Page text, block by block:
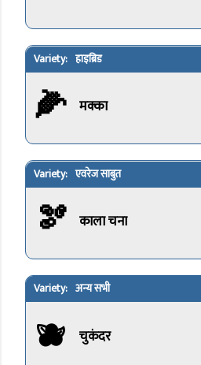
हाइब्रिड
🌽 मक्का
एवरेज साबुत
🫘 काला चना
अन्य सभी
🫐 चुकंदर